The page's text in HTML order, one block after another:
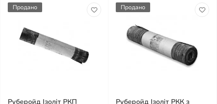
Продано
Руберойд Ізоліт РКП
Продано
Руберойд Ізоліт РКК з